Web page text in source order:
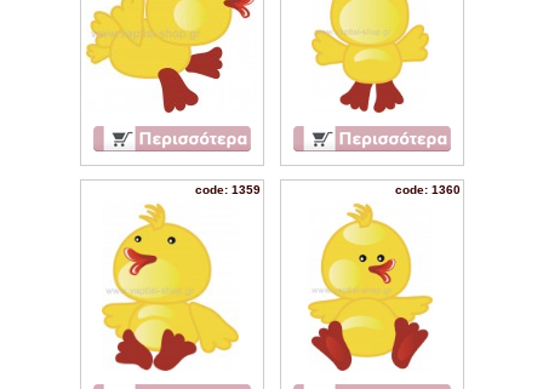
code: 1359 code: 1360